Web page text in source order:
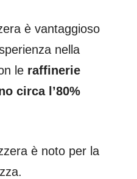
è vantaggioso
nella
le raffinerie
circa l’80%
è noto per la